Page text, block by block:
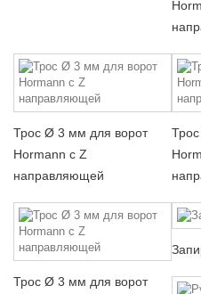
Трос Ø 3 мм для ворот
Hormann с Z
направляющей
Трос Ø 3 мм для ворот